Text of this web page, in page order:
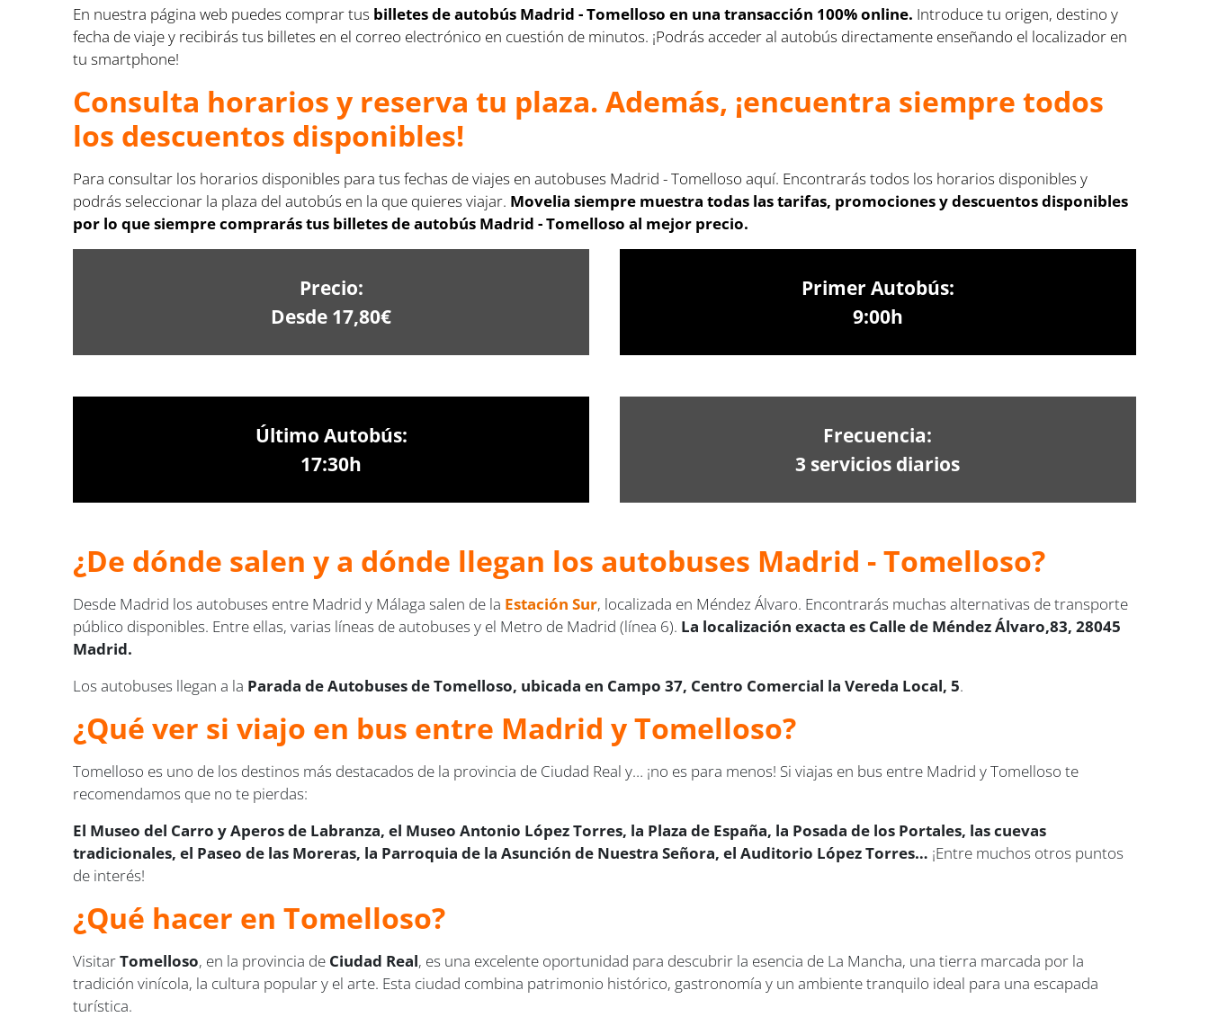
En nuestra página web puedes comprar tus billetes de autobús Madrid - Tomelloso en una transacción 100% online. Introduce tu origen, destino y
fecha de viaje y recibirás tus billetes en el correo electrónico en cuestión de minutos. ¡Podrás acceder al autobús directamente enseñando el localizador en
tu smartphone!
Consulta horarios y reserva tu plaza. Además, ¡encuentra siempre todos
los descuentos disponibles!
Para consultar los horarios disponibles para tus fechas de viajes en autobuses Madrid - Tomelloso aquí. Encontrarás todos los horarios disponibles y
podrás seleccionar la plaza del autobús en la que quieres viajar. Movelia siempre muestra todas las tarifas, promociones y descuentos disponibles
por lo que siempre comprarás tus billetes de autobús Madrid - Tomelloso al mejor precio.
Precio:
Desde 17,80€
Primer Autobús:
9:00h
Último Autobús:
17:30h
Frecuencia:
3 servicios diarios
¿De dónde salen y a dónde llegan los autobuses Madrid - Tomelloso?
Desde Madrid los autobuses entre Madrid y Málaga salen de la Estación Sur, localizada en Méndez Álvaro. Encontrarás muchas alternativas de transporte
público disponibles. Entre ellas, varias líneas de autobuses y el Metro de Madrid (línea 6). La localización exacta es Calle de Méndez Álvaro,83, 28045
Madrid.
Los autobuses llegan a la Parada de Autobuses de Tomelloso, ubicada en Campo 37, Centro Comercial la Vereda Local, 5.
¿Qué ver si viajo en bus entre Madrid y Tomelloso?
Tomelloso es uno de los destinos más destacados de la provincia de Ciudad Real y… ¡no es para menos! Si viajas en bus entre Madrid y Tomelloso te
recomendamos que no te pierdas:
El Museo del Carro y Aperos de Labranza, el Museo Antonio López Torres, la Plaza de España, la Posada de los Portales, las cuevas
tradicionales, el Paseo de las Moreras, la Parroquia de la Asunción de Nuestra Señora, el Auditorio López Torres… ¡Entre muchos otros puntos
de interés!
¿Qué hacer en Tomelloso?
VisitarTomelloso, en la provincia de Ciudad Real, es una excelente oportunidad para descubrir la esencia de La Mancha, una tierra marcada por la
tradición vinícola, la cultura popular y el arte. Esta ciudad combina patrimonio histórico, gastronomía y un ambiente tranquilo ideal para una escapada
turística.